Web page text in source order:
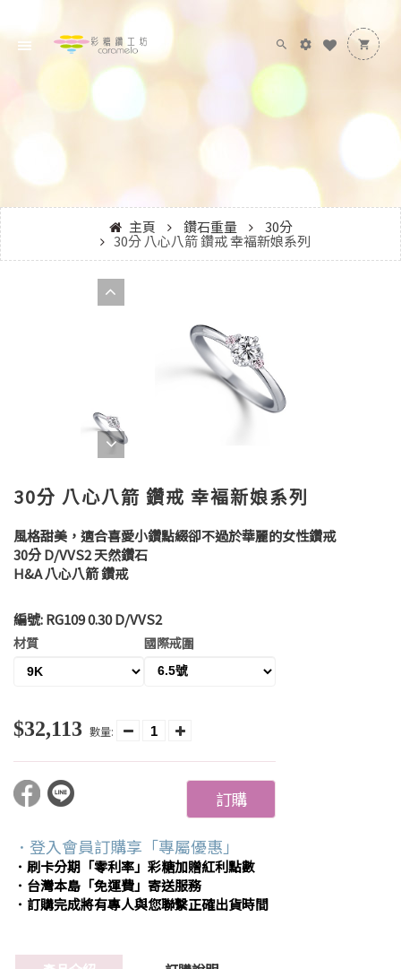
主頁 鑽石重量 30分
30分 八心八箭 鑽戒 幸褔新娘系列
30分 八心八箭 鑽戒 幸褔新娘系列
風格甜美，適合喜愛小鑽點綴卻不過於華麗的女性鑽戒
30分 D/VVS2 天然鑽石
H&A 八心八箭 鑽戒
編號:RG109 0.30 D/VVS2
材質 國際戒圍
$32,113 數量:
訂購
．登入會員訂購享「專屬優惠」
．刷卡分期「零利率」彩糖加贈紅利點數
．台灣本島「免運費」寄送服務
．訂購完成將有專人與您聯繫正確出貨時間